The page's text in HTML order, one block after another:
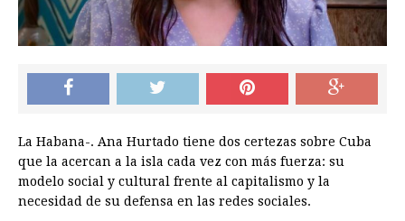
La Habana-. Ana Hurtado tiene dos certezas sobre Cuba
que la acercan a la isla cada vez con más fuerza: su
modelo social y cultural frente al capitalismo y la
necesidad de su defensa en las redes sociales.